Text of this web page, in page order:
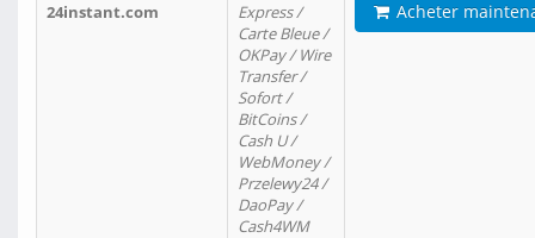
24instant.com
Express /
Carte Bleue /
OKPay / Wire
Transfer /
Sofort /
BitCoins /
Cash U /
WebMoney /
Przelewy24 /
DaoPay /
Cash4WM
Acheter